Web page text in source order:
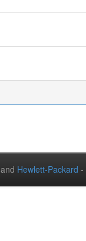
and Hewlett-Packard -